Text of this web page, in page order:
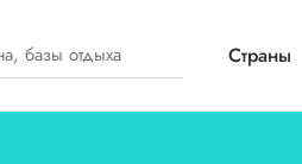
Страны